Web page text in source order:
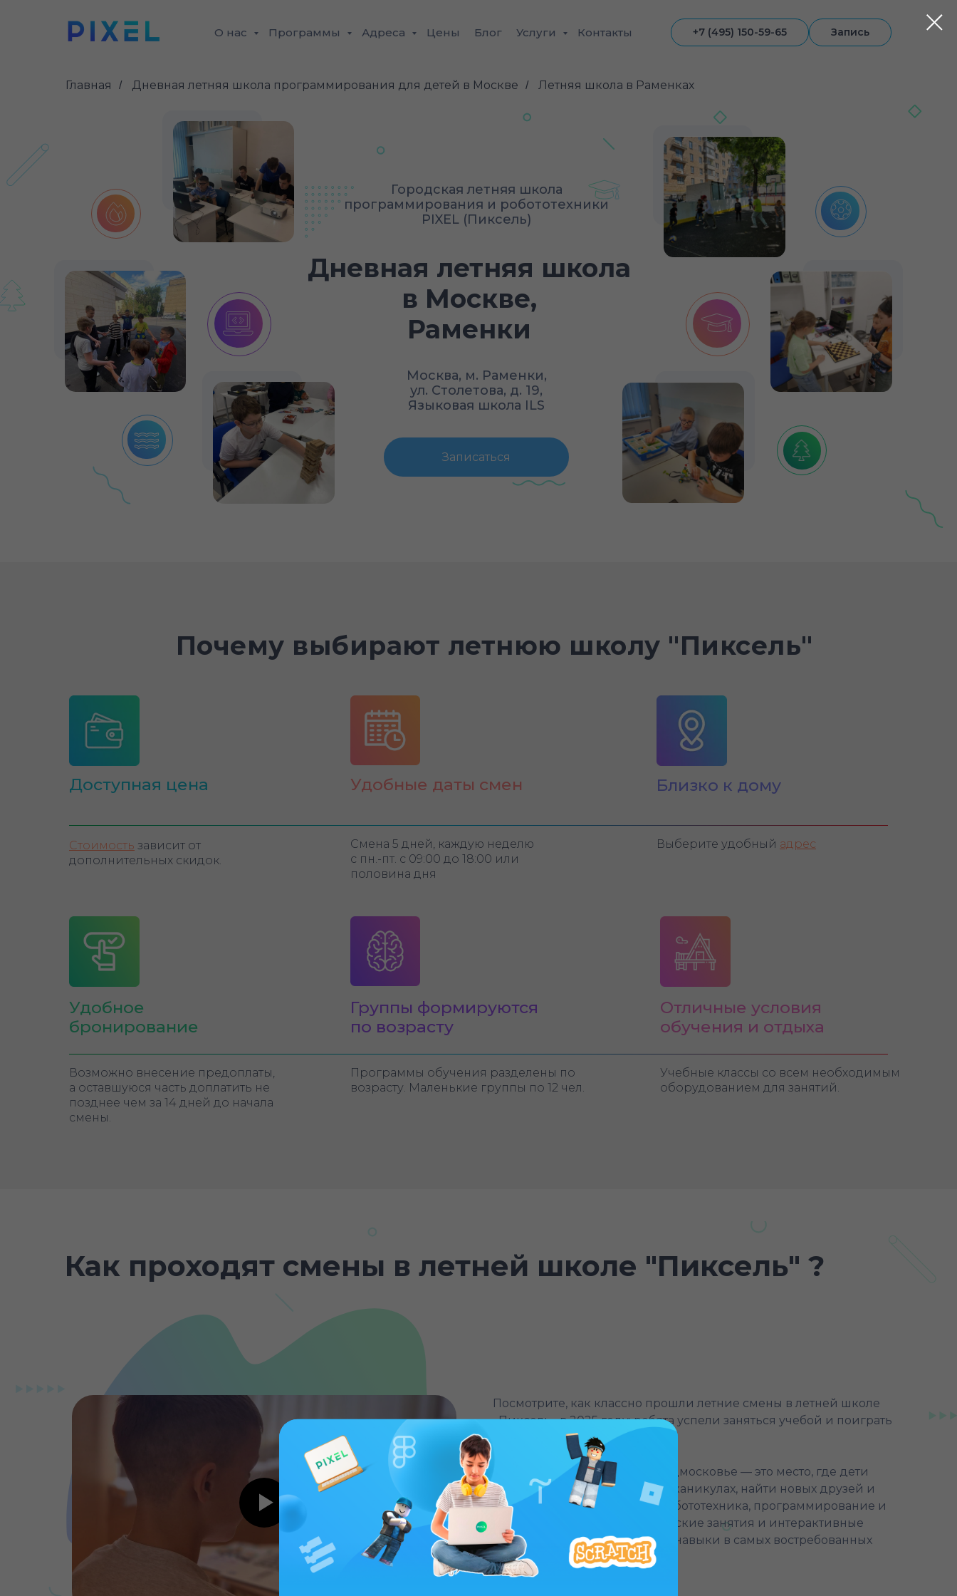
О нас Программы Адреса Цены Блог Услуги Контакты +7 (495) 150-59-65 Запись
Главная / Дневная летняя школа программирования для детей в Москве / Летняя школа в Раменках
Москва, м. Раменки,
ул. Столетова, д. 19,
Языковая школа ILS
Записаться
Дневная летняя школа
в Москве,
Раменки
Городская летняя школа
программирования и робототехники
PIXEL (Пиксель)
Стоимость зависит от
дополнительных скидок.
Смена 5 дней, каждую неделю
с пн.-пт. с 09:00 до 18:00 или
половина дня
Выберите удобный адрес
Доступная цена Удобные даты смен Близко к дому
Удобное
бронирование
Возможно внесение предоплаты,
а оставшуюся часть доплатить не
позднее чем за 14 дней до начала
смены.
Программы обучения разделены по
возрасту. Маленькие группы по 12 чел.
Отличные условия
обучения и отдыха
Учебные классы со всем необходимым
оборудованием для занятий.
Почему выбирают летнюю школу "Пиксель"
Группы формируются
по возрасту
Как проходят смены в летней школе "Пиксель" ?
Посмотрите, как классно прошли летние смены в летней школе
«Пиксель» в 2025 году: ребята успели заняться учебой и поиграть
в активные игры.
Летняя школа "Пиксель" в Подмосковье — это место, где дети
могут отдохнуть на школьных каникулах, найти новых друзей и
провести время с пользой. Робототехника, программирование и
3D-моделирование, практические занятия и интерактивные
методики – все это развивает навыки в самых востребованных
сферах.